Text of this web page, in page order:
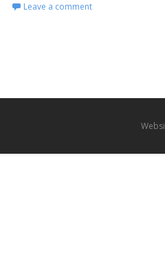
Leave a comment